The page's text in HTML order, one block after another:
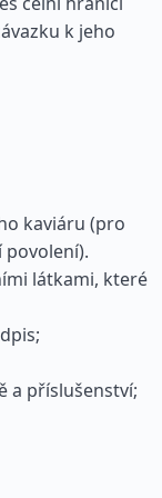
k jeho
kaviáru (pro
povolení).
látkami, které
a příslušenství;